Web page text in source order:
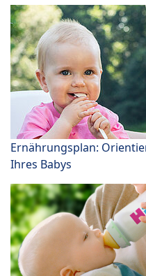
Ernährungsplan:
Ihres Babys